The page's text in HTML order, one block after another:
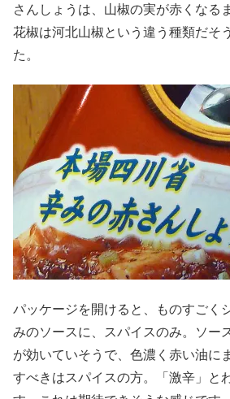
さんしょうは、山椒の実が赤くなる
花椒は河北山椒という違う種類だそ
た。
パッケージを開けると、ものすごく
みのソースに、スパイスのみ。ソー
が効いていそうで、色濃く赤い油に
すべきはスパイスの方。「激辛」と